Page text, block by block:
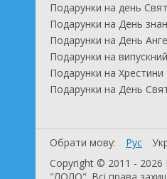
Подарунки на день
Подарунки на День
Подарунки на День
Подарунки на
Подарунки на Хрестини
Подарунки на День
Обрати мову: Рус
Copyright © 2011 - 2026